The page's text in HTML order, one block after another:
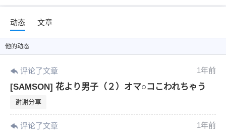
动态 文章
他的动态
评论了文章 1年前
[SAMSON] 花より男子（２）オマ○コこわれちゃう
谢谢分享
评论了文章 1年前